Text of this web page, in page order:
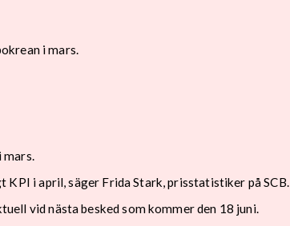
i mars.
mars.
i april, säger Frida Stark, prisstatistiker på SCB.
vid nästa besked som kommer den 18 juni.